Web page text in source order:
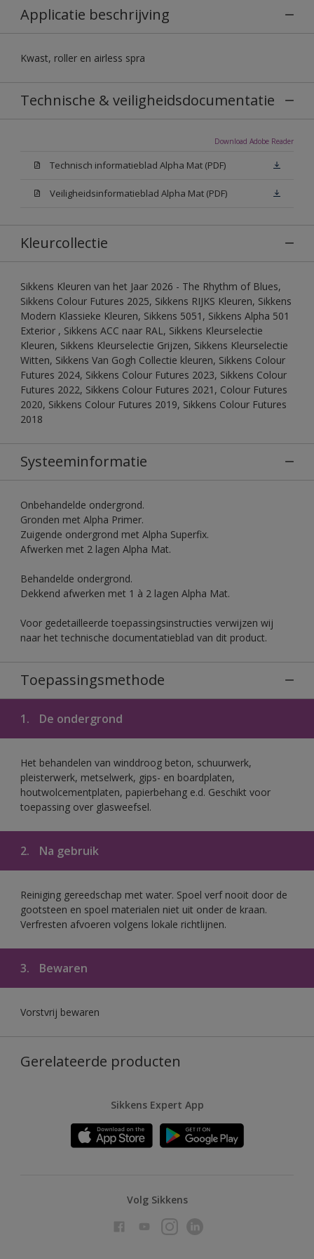
Applicatie beschrijving
Kwast, roller en airless spra
Technische & veiligheidsdocumentatie
Download Adobe Reader
Technisch informatieblad Alpha Mat (PDF)
Veiligheidsinformatieblad Alpha Mat (PDF)
Kleurcollectie
Sikkens Kleuren van het Jaar 2026 - The Rhythm of Blues,
Sikkens Colour Futures 2025, Sikkens RIJKS Kleuren, Sikkens
Modern Klassieke Kleuren, Sikkens 5051, Sikkens Alpha 501
Exterior , Sikkens ACC naar RAL, Sikkens Kleurselectie
Kleuren, Sikkens Kleurselectie Grijzen, Sikkens Kleurselectie
Witten, Sikkens Van Gogh Collectie kleuren, Sikkens Colour
Futures 2024, Sikkens Colour Futures 2023, Sikkens Colour
Futures 2022, Sikkens Colour Futures 2021, Colour Futures
2020, Sikkens Colour Futures 2019, Sikkens Colour Futures
2018
Systeeminformatie
Onbehandelde ondergrond.
Gronden met Alpha Primer.
Zuigende ondergrond met Alpha Superfix.
Afwerken met 2 lagen Alpha Mat.
Behandelde ondergrond.
Dekkend afwerken met 1 à 2 lagen Alpha Mat.
Voor gedetailleerde toepassingsinstructies verwijzen wij
naar het technische documentatieblad van dit product.
Toepassingsmethode
1. De ondergrond
Het behandelen van winddroog beton, schuurwerk,
pleisterwerk, metselwerk, gips- en boardplaten,
houtwolcementplaten, papierbehang e.d. Geschikt voor
toepassing over glasweefsel.
2. Na gebruik
Reiniging gereedschap met water. Spoel verf nooit door de
gootsteen en spoel materialen niet uit onder de kraan.
Verfresten afvoeren volgens lokale richtlijnen.
3. Bewaren
Vorstvrij bewaren
Gerelateerde producten
Sikkens Expert App
Volg Sikkens